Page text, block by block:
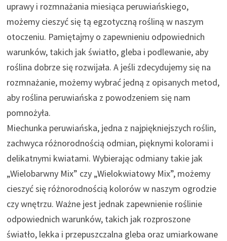
uprawy i rozmnażania miesiąca peruwiańskiego,
możemy cieszyć się tą egzotyczną rośliną w naszym
otoczeniu. Pamiętajmy o zapewnieniu odpowiednich
warunków, takich jak światło, gleba i podlewanie, aby
roślina dobrze się rozwijała. A jeśli zdecydujemy się na
rozmnażanie, możemy wybrać jedną z opisanych metod,
aby roślina peruwiańska z powodzeniem się nam
pomnożyła.
Miechunka peruwiańska, jedna z najpiękniejszych roślin,
zachwyca różnorodnością odmian, pięknymi kolorami i
delikatnymi kwiatami. Wybierając odmiany takie jak
„Wielobarwny Mix” czy „Wielokwiatowy Mix”, możemy
cieszyć się różnorodnością kolorów w naszym ogrodzie
czy wnętrzu. Ważne jest jednak zapewnienie roślinie
odpowiednich warunków, takich jak rozproszone
światło, lekka i przepuszczalna gleba oraz umiarkowane